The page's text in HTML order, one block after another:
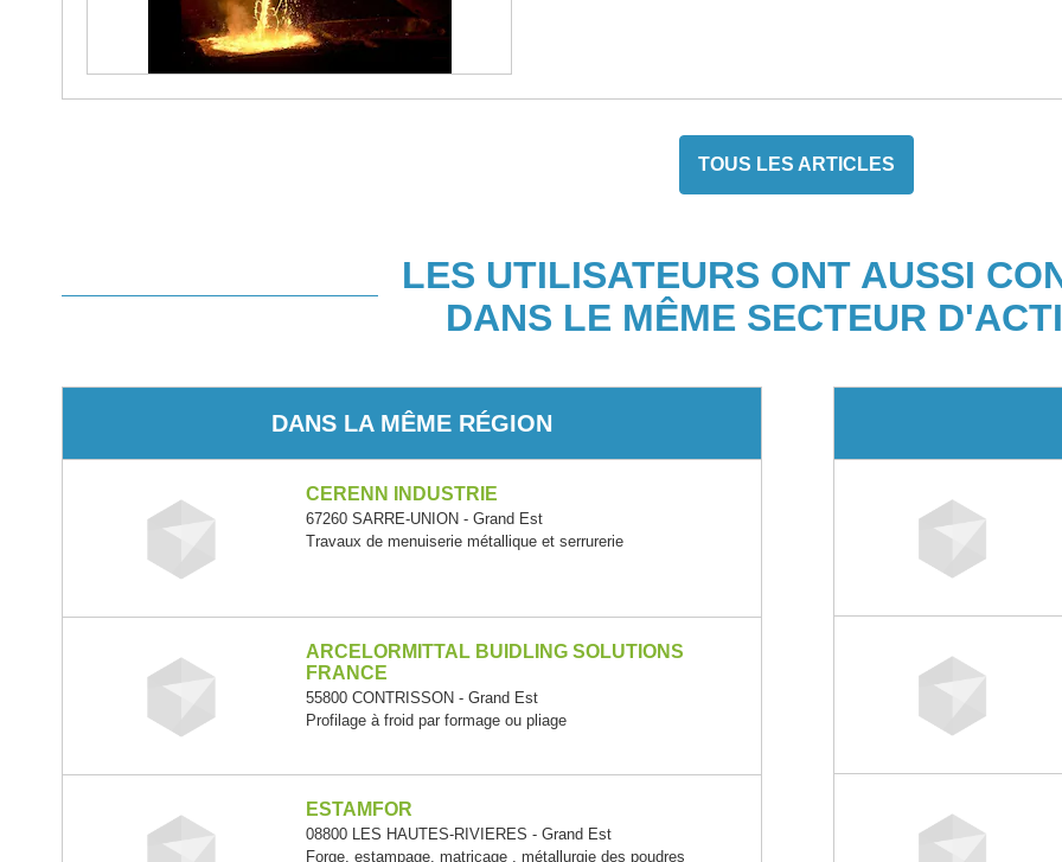
TOUS LES ARTICLES
LES UTILISATEURS ONT AUSSI
DANS LE MÊME SECTEUR
DANS LA MÊME RÉGION
CERENN INDUSTRIE
67260 SARRE-UNION - Grand Est
Travaux de menuiserie métallique et serrurerie
ARCELORMITTAL BUIDLING SOLUTIONS
FRANCE
55800 CONTRISSON - Grand Est
Profilage à froid par formage ou pliage
ESTAMFOR
08800 LES HAUTES-RIVIERES - Grand Est
Forge, estampage, matriçage , métallurgie des poudres